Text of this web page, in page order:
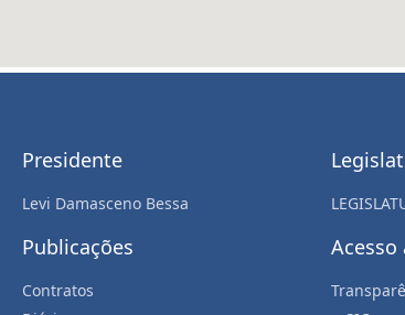
Presidente
Levi Damasceno Bessa
Publicações
Contratos